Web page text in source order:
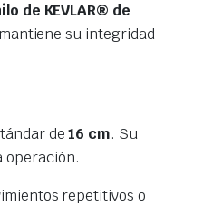
de KEVLAR® de
su integridad
de16 cm. Su
operación.
repetitivos o